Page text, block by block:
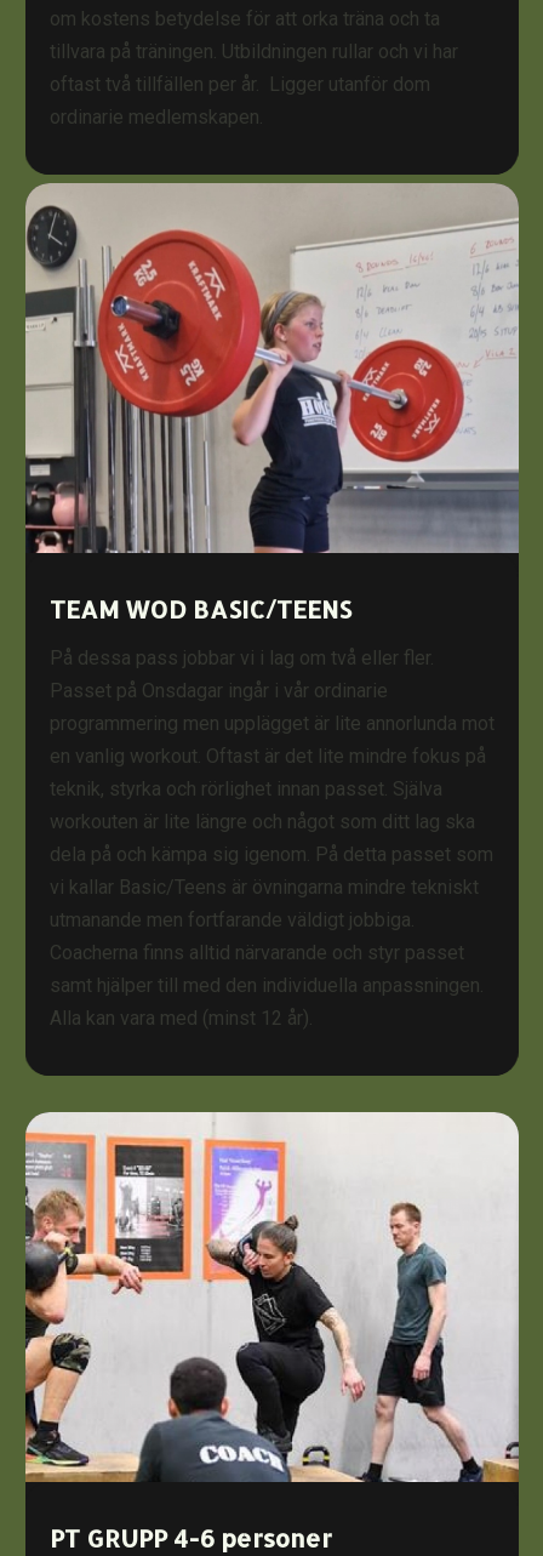
om kostens betydelse för att orka träna och ta
tillvara på träningen. Utbildningen rullar och vi har
oftast två tillfällen per år. Ligger utanför dom
ordinarie medlemskapen.
TEAM WOD BASIC/TEENS
På dessa pass jobbar vi i lag om två eller fler.
Passet på Onsdagar ingår i vår ordinarie
programmering men upplägget är lite annorlunda mot
en vanlig workout. Oftast är det lite mindre fokus på
teknik, styrka och rörlighet innan passet. Själva
workouten är lite längre och något som ditt lag ska
dela på och kämpa sig igenom. På detta passet som
vi kallar Basic/Teens är övningarna mindre tekniskt
utmanande men fortfarande väldigt jobbiga.
Coacherna finns alltid närvarande och styr passet
samt hjälper till med den individuella anpassningen.
Alla kan vara med (minst 12 år).
PT GRUPP 4-6 personer